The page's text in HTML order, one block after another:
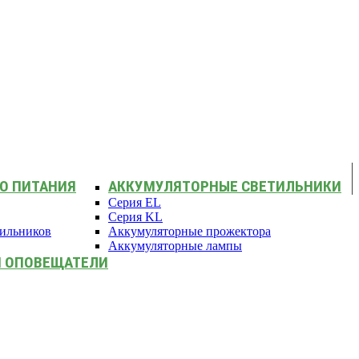
ПИТАНИЯ АККУМУЛЯТОРНЫЕ СВЕТИЛЬНИКИ
Серия EL
Серия KL
Аккумуляторные прожектора
Аккумуляторные лампы
ОПОВЕЩАТЕЛИ